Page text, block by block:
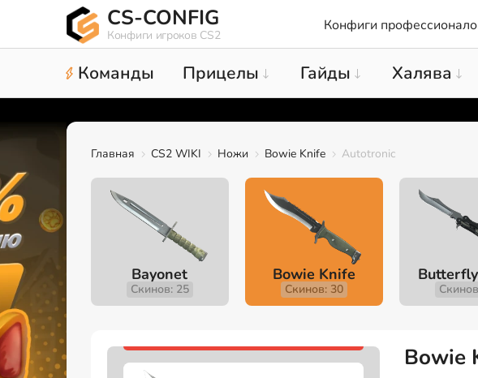
CS-CONFIG
Конфиги игроков CS2
Конфиги
Команды Прицелы Гайды Халява
Главная CS2 WIKI Ножи Bowie Knife Autotronic
Bayonet
Скинов: 25
Bowie Knife
Скинов: 30
Bowie